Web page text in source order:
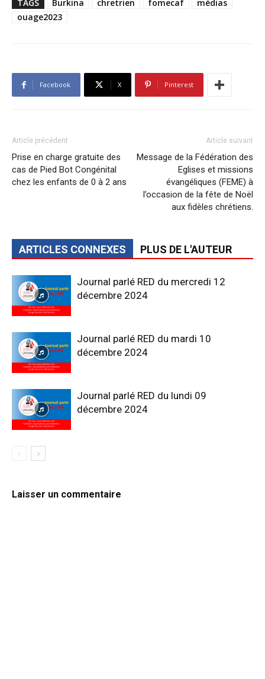
TAGS Burkina chretrien fomecaf
médias
ouage2023
Facebook X Pinterest
Article précédent
Prise en charge gratuite des
cas de Pied Bot Congénital
chez les enfants de 0 à 2 ans
Article suivant
Message de la Fédération des
Eglises et missions
évangéliques (FEME) à
l’occasion de la fête de Noël
aux fidèles chrétiens.
ARTICLES CONNEXES PLUS DE L'AUTEUR
Journal parlé RED du mercredi 12
décembre 2024
Journal parlé RED du mardi 10
décembre 2024
Journal parlé RED du lundi 09
décembre 2024
Laisser un commentaire